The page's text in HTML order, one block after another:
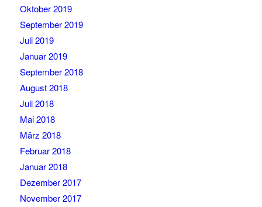
Oktober 2019
September 2019
Juli 2019
Januar 2019
September 2018
August 2018
Juli 2018
Mai 2018
März 2018
Februar 2018
Januar 2018
Dezember 2017
November 2017